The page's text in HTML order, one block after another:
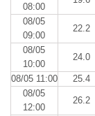
08:00
08/05
09:00
22.2
08/05
10:00
24.0
08/05 11:00 25.4
08/05
12:00
26.2